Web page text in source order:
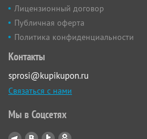
Лицензионный договор
Публичная оферта
Политика конфиденциальности
Контакты
sprosi@kupikupon.ru
Связаться с нами
Мы в Соцсетях